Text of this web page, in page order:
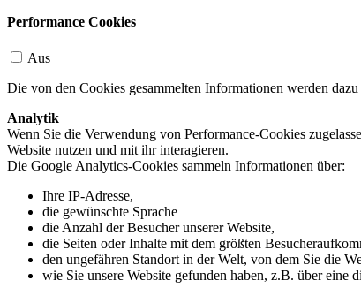
Performance Cookies
Aus
Die von den Cookies gesammelten Informationen werden
Analytik
Wenn Sie die Verwendung von Performance-Cookies
Website nutzen und mit ihr interagieren.
Die Google Analytics-Cookies sammeln Informationen über:
Ihre IP-Adresse,
die gewünschte Sprache
die Anzahl der Besucher unserer Website,
die Seiten oder Inhalte mit dem größten
den ungefähren Standort in der Welt, von dem Sie die
wie Sie unsere Website gefunden haben, z.B. über